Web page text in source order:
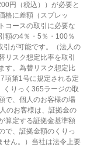
円（税込））が必要と
格に差額（スプレッ
コースの取引に必要な
額の4％・5％・100％
引が可能です。（法人の
リスク想定比率を取引
す。為替リスク想定比
項第1号に規定される定
くりっく365ラージの取
で、個人のお客様の場
のお客様は、証拠金の
算定する証拠金基準額
で、証拠金額のくりっ
せん。）当社は法令上要